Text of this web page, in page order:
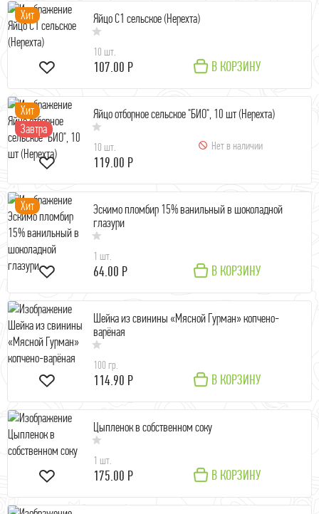
Хит Яйцо С1 сельское (Нерехта)
10 шт.
107.00 Р В КОРЗИНУ
Хит
Завтра
Яйцо отборное сельское "БИО", 10 шт (Нерехта)
10 шт.
119.00 Р
Нет в наличии
Хит
Эскимо пломбир 15% ванильный в шоколадной
глазури
1 шт.
64.00 Р В КОРЗИНУ
Шейка из свинины «Мясной Гурман» копчено-
варёная
100 гр.
114.90 Р В КОРЗИНУ
Цыпленок в собственном соку
1 шт.
175.00 Р В КОРЗИНУ